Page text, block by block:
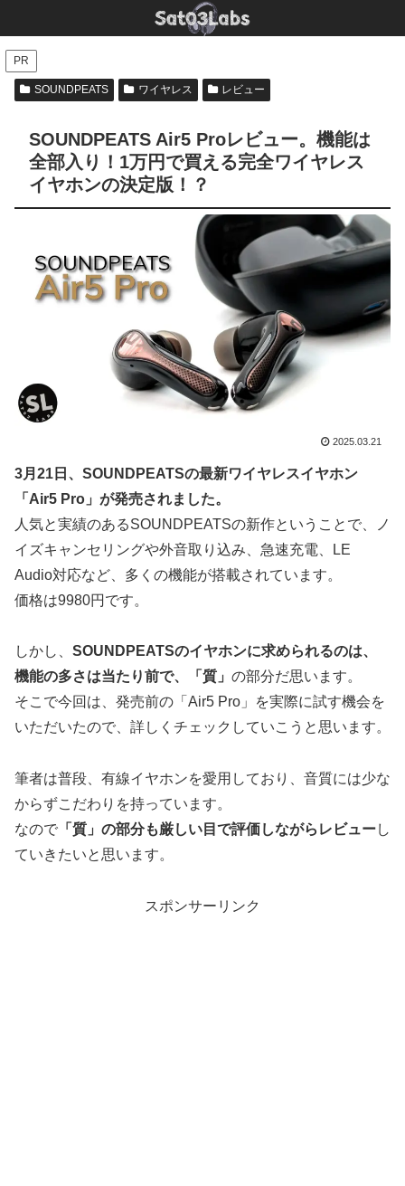
PR
SOUNDPEATS ワイヤレス レビュー
SOUNDPEATS Air5 Proレビュー。機能は
全部入り！1万円で買える完全ワイヤレス
イヤホンの決定版！？
2025.03.21
3月21日、SOUNDPEATSの最新ワイヤレスイヤホン
「Air5 Pro」が発売されました。
人気と実績のあるSOUNDPEATSの新作ということで、ノ
イズキャンセリングや外音取り込み、急速充電、LE
Audio対応など、多くの機能が搭載されています。
価格は9980円です。
しかし、 SOUNDPEATSのイヤホンに求められるのは、
機能の多さは当たり前で、「質」 の部分だ思います。
そこで今回は、発売前の「Air5 Pro」を実際に試す機会を
いただいたので、詳しくチェックしていこうと思います。
筆者は普段、有線イヤホンを愛用しており、音質には少な
からずこだわりを持っています。
なので 「質」の部分も厳しい目で評価しながらレビューし
ていきたいと思います。
スポンサーリンク